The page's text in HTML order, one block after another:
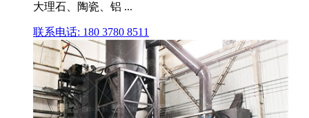
大理石、陶瓷、铝 ...
联系电话: 180 3780 8511